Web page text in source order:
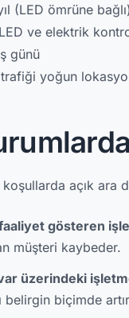
(LED ömrüne bağlı)
LED ve elektrik
günü
yoğun
koşullarda açık
gösteren
müşteri kaybeder.
üzerindeki
belirgin biçimde